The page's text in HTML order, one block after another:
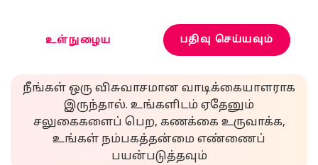
உள்நுழைய பதிவு செய்யவும்
நீங்கள் ஒரு விசுவாசமான வாடிக்கையாளராக
இருந்தால். உங்களிடம் ஏதேனும்
சலுகைகளைப் பெற, கணக்கை உருவாக்க,
உங்கள் நம்பகத்தன்மை எண்ணைப்
பயன்படுத்தவும்